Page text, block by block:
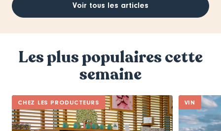
Voir tous les articles
Les plus populaires cette
semaine
CHEZ LES PRODUCTEURS VIN